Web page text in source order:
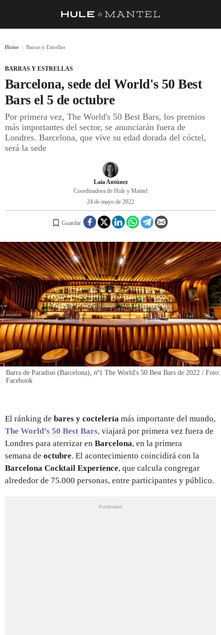
BARRAS Y ESTRELLAS
DÓNDE COMER
ÍDOLOS DE MESAS
A CUCHILLO
REGISTRO
INICIAR SESIÓN
Home Barras y Estrellas
BARRAS Y ESTRELLAS
Barcelona, sede del World's 50 Best
Bars el 5 de octubre
Por primera vez, The World's 50 Best Bars, los premios
más importantes del sector, se anunciarán fuera de
Londres. Barcelona, que vive su edad dorada del cóctel,
será la sede
Laia Antúnez
Coordinadora de Hule y Mantel
24 de mayo de 2022
Guardar
Barra de Paradiso (Barcelona), nº1 The World's 50 Best Bars de 2022 / Foto:
Facebook
El ránking de bares y coctelería más importante del mundo,
The World’s 50 Best Bars, viajará por primera vez fuera de
Londres para aterrizar en Barcelona, en la primera
semana de octubre. El acontecimiento coincidirá con la
Barcelona Cocktail Experience, que calcula congregar
alrededor de 75.000 personas, entre participantes y público.